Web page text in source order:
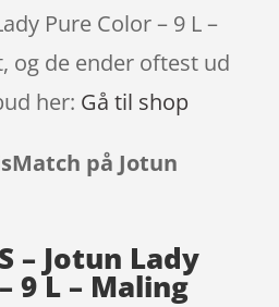
Pure Color – 9 L –
og de ender oftest ud
her: Gå til shop
på Jotun
– Jotun Lady
9 L – Maling